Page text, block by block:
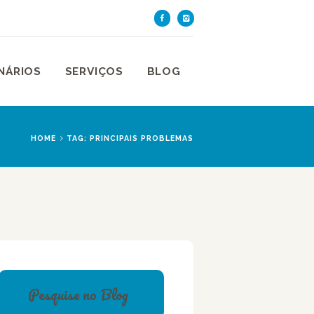
SERVIÇOS BLOG
HOME TAG: PRINCIPAIS PROBLEMAS
DE SÃO PAULO
Pesquise no Blog